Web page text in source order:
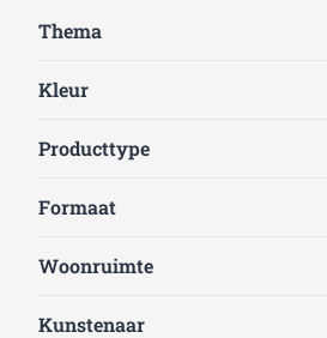
Thema
Kleur
Producttype
Formaat
Woonruimte
Kunstenaar